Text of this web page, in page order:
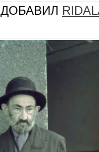
ДОБАВИЛ